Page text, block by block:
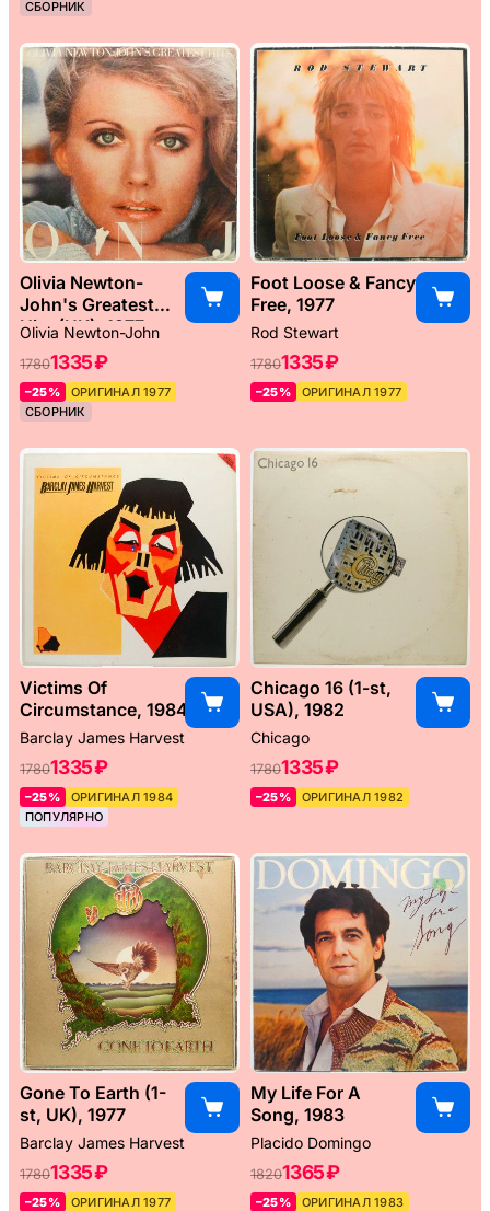
СБОРНИК
Olivia Newton-
John's Greatest
Hits (UK), 1977
Olivia Newton-John
17801335 ₽
–25%
ОРИГИНАЛ 1977
СБОРНИК
Foot Loose & Fancy
Free, 1977
Rod Stewart
17801335 ₽
–25% ОРИГИНАЛ 1977
Victims Of
Circumstance, 1984
Barclay James Harvest
17801335 ₽
–25%
ОРИГИНАЛ 1984
ПОПУЛЯРНО
Chicago 16 (1-st,
USA), 1982
Chicago
17801335 ₽
–25% ОРИГИНАЛ 1982
Gone To Earth (1-
st, UK), 1977
Barclay James Harvest
17801335 ₽
–25%
ОРИГИНАЛ 1977
My Life For A
Song, 1983
Placido Domingo
18201365 ₽
–25% ОРИГИНАЛ 1983